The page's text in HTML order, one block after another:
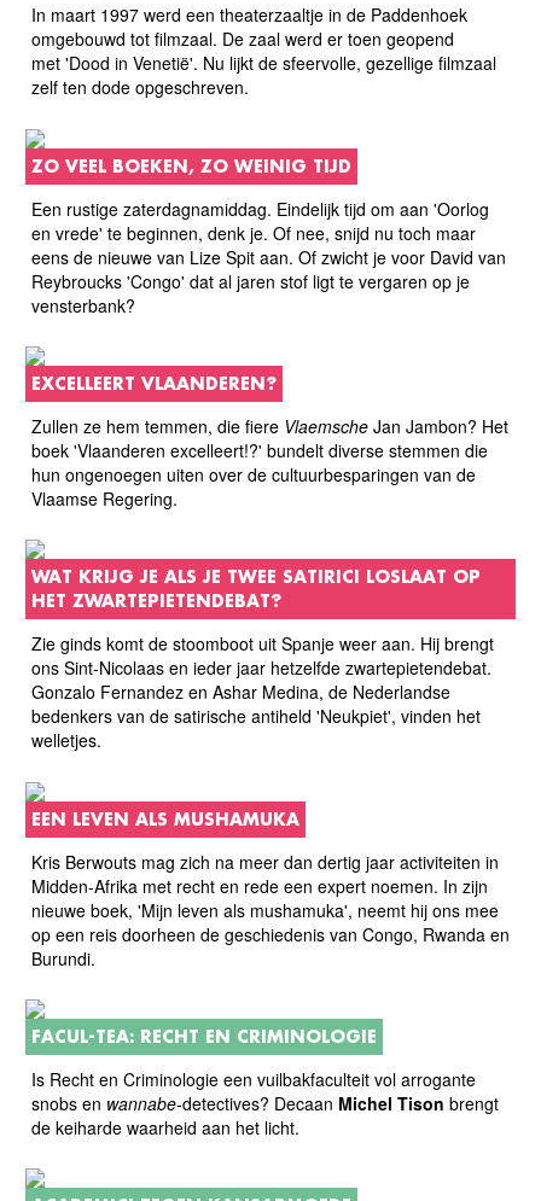
In maart 1997 werd een theaterzaaltje in de Paddenhoek
omgebouwd tot filmzaal. De zaal werd er toen geopend
met 'Dood in Venetië'. Nu lijkt de sfeervolle, gezellige filmzaal
zelf ten dode opgeschreven.
ZO VEEL BOEKEN, ZO WEINIG TIJD
Een rustige zaterdagnamiddag. Eindelijk tijd om aan 'Oorlog
en vrede' te beginnen, denk je. Of nee, snijd nu toch maar
eens de nieuwe van Lize Spit aan. Of zwicht je voor David van
Reybroucks 'Congo' dat al jaren stof ligt te vergaren op je
vensterbank?
EXCELLEERT VLAANDEREN?
Zullen ze hem temmen, die fiere Vlaemsche Jan Jambon? Het
boek 'Vlaanderen excelleert!?' bundelt diverse stemmen die
hun ongenoegen uiten over de cultuurbesparingen van de
Vlaamse Regering.
WAT KRIJG JE ALS JE TWEE SATIRICI LOSLAAT OP
HET ZWARTEPIETENDEBAT?
Zie ginds komt de stoomboot uit Spanje weer aan. Hij brengt
ons Sint-Nicolaas en ieder jaar hetzelfde zwartepietendebat.
Gonzalo Fernandez en Ashar Medina, de Nederlandse
bedenkers van de satirische antiheld 'Neukpiet', vinden het
welletjes.
EEN LEVEN ALS MUSHAMUKA
Kris Berwouts mag zich na meer dan dertig jaar activiteiten in
Midden-Afrika met recht en rede een expert noemen. In zijn
nieuwe boek, 'Mijn leven als mushamuka', neemt hij ons mee
op een reis doorheen de geschiedenis van Congo, Rwanda en
Burundi.
FACUL-TEA: RECHT EN CRIMINOLOGIE
Is Recht en Criminologie een vuilbakfaculteit vol arrogante
snobs en wannabe-detectives? Decaan Michel Tison brengt
de keiharde waarheid aan het licht.